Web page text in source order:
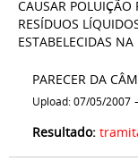
CAUSAR POLUIÇÃO
RESÍDUOS
ESTABELECIDAS
PARECER DA
Upload: 07/05/2007 -
Resultado: